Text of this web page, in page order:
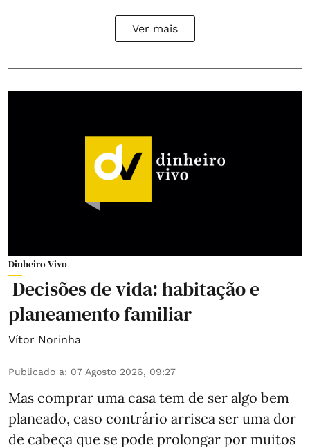
Ver mais
Dinheiro Vivo
Decisões de vida: habitação e
planeamento familiar
Vítor Norinha
Publicado a: 07 Agosto 2026, 09:27
Mas comprar uma casa tem de ser algo bem
planeado, caso contrário arrisca ser uma dor
de cabeça que se pode prolongar por muitos